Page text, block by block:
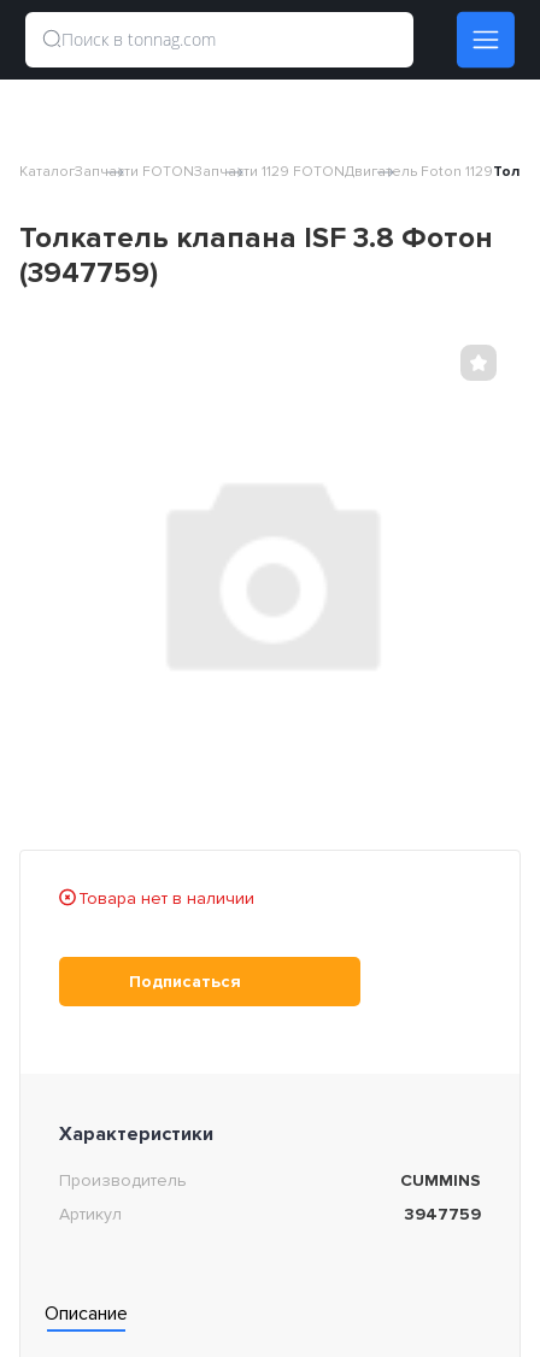
КаталогЗапчасти FOTONЗапчасти 1129 FOTONДвигатель Foton 1129
Толкатель клапана ISF 3.8 Фотон
(3947759)
Товара нет в наличии
Подписаться
Характеристики
Производитель
CUMMINS
Артикул
3947759
Описание